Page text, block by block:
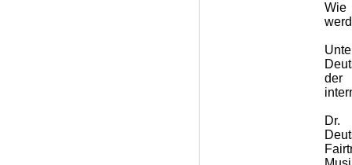
Wie
der
Dr.